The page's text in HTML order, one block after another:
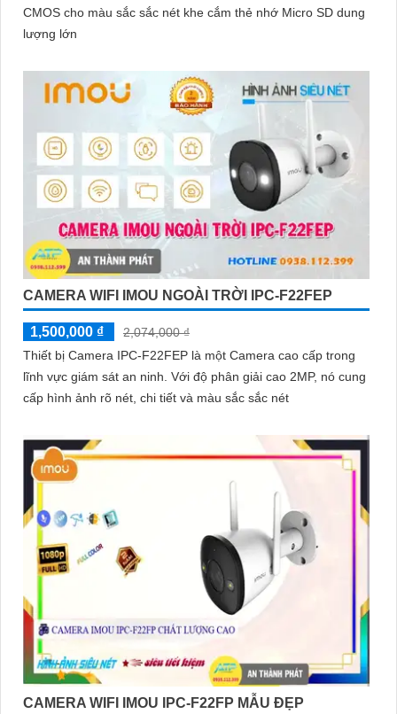
CMOS cho màu sắc sắc nét khe cắm thẻ nhớ Micro SD dung
lượng lớn
CAMERA WIFI IMOU NGOÀI TRỜI IPC-F22FEP
1,500,000 ₫
2,074,000 ₫
Thiết bị Camera IPC-F22FEP là một Camera cao cấp trong
lĩnh vực giám sát an ninh. Với độ phân giải cao 2MP, nó cung
cấp hình ảnh rõ nét, chi tiết và màu sắc sắc nét
CAMERA WIFI IMOU IPC-F22FP MẪU ĐẸP